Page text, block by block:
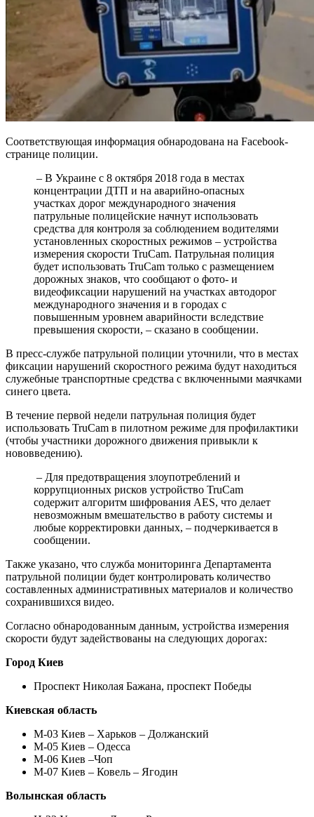
Соответствующая информация обнародована на Facebook-
странице полиции.
– В Украине с 8 октября 2018 года в местах
концентрации ДТП и на аварийно-опасных
участках дорог международного значения
патрульные полицейские начнут использовать
средства для контроля за соблюдением водителями
установленных скоростных режимов – устройства
измерения скорости TruCam. Патрульная полиция
будет использовать TruCam только с размещением
дорожных знаков, что сообщают о фото- и
видеофиксации нарушений на участках автодорог
международного значения и в городах с
повышенным уровнем аварийности вследствие
превышения скорости, – сказано в сообщении.
В пресс-службе патрульной полиции уточнили, что в местах
фиксации нарушений скоростного режима будут находиться
служебные транспортные средства с включенными маячками
синего цвета.
В течение первой недели патрульная полиция будет
использовать TruCam в пилотном режиме для профилактики
(чтобы участники дорожного движения привыкли к
нововведению).
– Для предотвращения злоупотреблений и
коррупционных рисков устройство TruCam
содержит алгоритм шифрования AES, что делает
невозможным вмешательство в работу системы и
любые корректировки данных, – подчеркивается в
сообщении.
Также указано, что служба мониторинга Департамента
патрульной полиции будет контролировать количество
составленных административных материалов и количество
сохранившихся видео.
Согласно обнародованным данным, устройства измерения
скорости будут задействованы на следующих дорогах:
Город Киев
Проспект Николая Бажана, проспект Победы
Киевская область
М-03 Киев – Харьков – Должанский
М-05 Киев – Одесса
М-06 Киев –Чоп
М-07 Киев – Ковель – Ягодин
Волынская область